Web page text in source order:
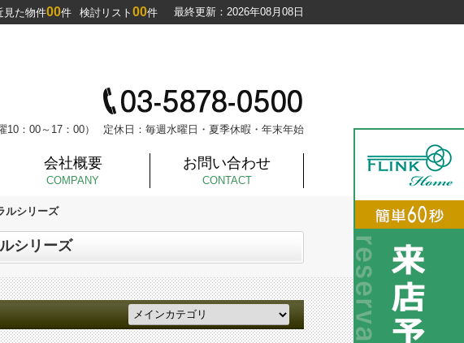
見た物件00件 検討リスト 00件 最終更新：2026年08月08日
：00～17：00） 定休日：毎週水曜日・夏季休暇・年末年始
会社概要
COMPANY
お問い合わせ
CONTACT
ルシリーズ
シリーズ